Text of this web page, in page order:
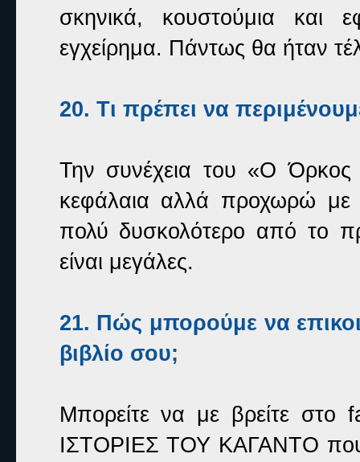
σκηνικά, κουστούμια και
εγχείρημα. Πάντως θα ήταν
20. Τι πρέπει να
Την συνέχεια του «Ο
κεφάλαια αλλά προχωρώ με
πολύ δυσκολότερο από το
είναι μεγάλες.
21. Πώς μπορούμε να
βιβλίο σου;
Μπορείτε να με βρείτε στο
ΙΣΤΟΡΙΕΣ ΤΟΥ ΚΑΓΑΝΤΟ που